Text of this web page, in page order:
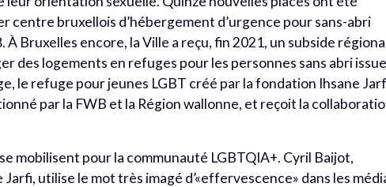
centre bruxellois d’hébergement d’urgence pour sans-abri
À Bruxelles encore, la Ville a reçu, fin 2021, un subside
des logements en refuges pour les personnes sans abri
le refuge pour jeunes LGBT créé par la fondation Ihsane
par la FWB et la Région wallonne, et reçoit la
mobilisent pour la communauté LGBTQIA+. Cyril Baijot,
utilise le mot très imagé d’«effervescence» dans les